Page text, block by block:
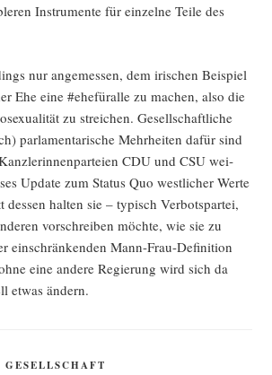
Instru­men­te für ein­zel­ne Tei­le des
nur ange­mes­sen, dem iri­schen Bei­spiel
Ehe eine #ehe­für­al­le zu machen, also die
zu strei­chen. Gesell­schaft­li­che
par­la­men­ta­ri­sche Mehr­hei­ten dafür sind
CDU und CSU wei­
Update zum Sta­tus Quo west­li­cher Wer­te
des­sen hal­ten sie – typisch Ver­bots­par­tei,
vor­schrei­ben möch­te, wie sie zu
ein­schrän­ken­den Mann-Frau-Defi­ni­ti­on
eine ande­re Regie­rung wird sich da
etwas ändern.